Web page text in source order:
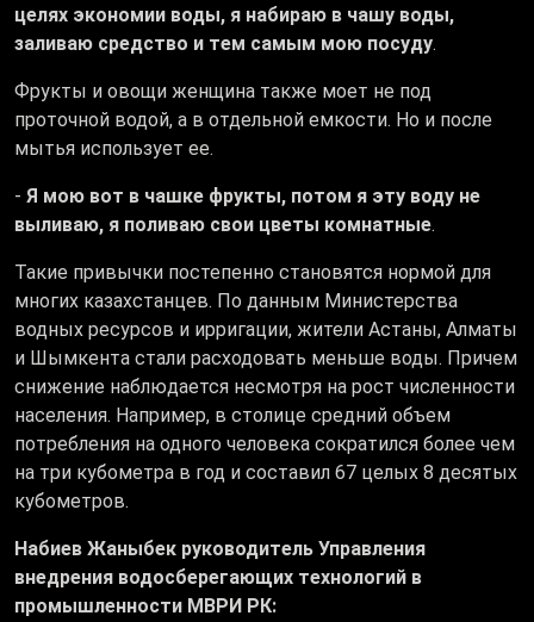
целях экономии воды, я набираю в чашу воды,
заливаю средство и тем самым мою посуду.
Фрукты и овощи женщина также моет не под
проточной водой, а в отдельной емкости. Но и после
мытья использует ее.
- Я мою вот в чашке фрукты, потом я эту воду не
выливаю, я поливаю свои цветы комнатные.
Такие привычки постепенно становятся нормой для
многих казахстанцев. По данным Министерства
водных ресурсов и ирригации, жители Астаны, Алматы
и Шымкента стали расходовать меньше воды. Причем
снижение наблюдается несмотря на рост численности
населения. Например, в столице средний объем
потребления на одного человека сократился более чем
на три кубометра в год и составил 67 целых 8 десятых
кубометров.
Набиев Жаныбек руководитель Управления
внедрения водосберегающих технологий в
промышленности МВРИ РК: